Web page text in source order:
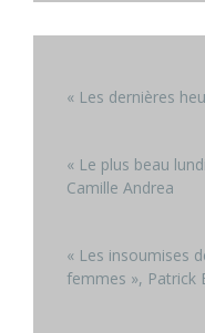
« Les dernières
« Le plus beau
Camille Andrea
« Les insoumises
femmes », Patrick